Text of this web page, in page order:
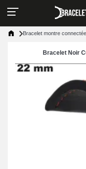
Bracelet montre connectée
Bracelet Noir